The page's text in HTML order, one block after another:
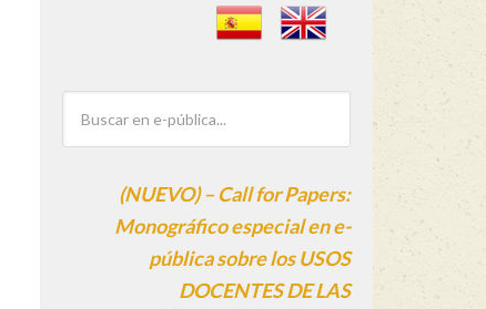
(NUEVO) – Call for Papers:
Monográfico especial en e-
pública sobre los USOS
DOCENTES DE LAS